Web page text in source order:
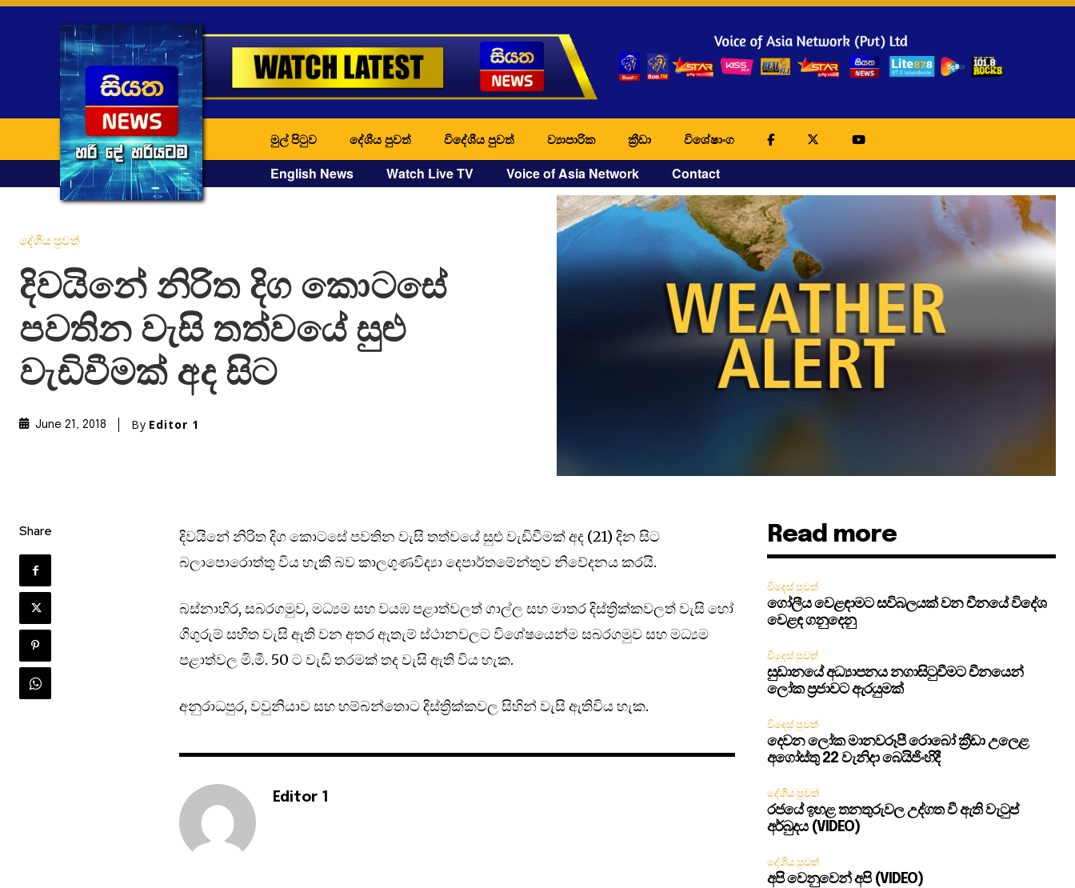
මුල් පිටුව දේශීය පුවත් විදේශීය පුවත් ව්‍යාපාරික ක්‍රීඩා විශේෂාංග
English News Watch Live TV Voice of Asia Network Contact
දේශීය පුවත්
දිවයිනේ නිරිත දිග කොටසේ
පවතින වැසි තත්වයේ සුළු
වැඩිවීමක් අද සිට
June 21, 2018 By Editor 1
Share
දිවයිනේ නිරිත දිග කොටසේ පවතින වැසි තත්වයේ සුළු වැඩිවීමක් අද (21) දින සිට
බලාපොරොත්තු විය හැකි බව කාලගුණවිද්‍යා දෙපාර්තමේන්තුව නිවේදනය කරයි.
බස්නාහිර, සබරගමුව, මධ්‍යම සහ වයඹ පළාත්වලත් ගාල්ල සහ මාතර දිස්ත්‍රික්කවලත් වැසි හෝ
ගිගුරුම් සහිත වැසි ඇති වන අතර ඇතැම් ස්ථානවලට විශේෂයෙන්ම සබරගමුව සහ මධ්‍යම
පළාත්වල මි.මී. 50 ට වැඩි තරමක් තද වැසි ඇති විය හැක.
අනුරාධපුර, වවුනියාව සහ හම්බන්තොට දිස්ත්‍රික්කවල සිහින් වැසි ඇතිවිය හැක.
Editor 1
Read more
විදෙස් පුවත්
ගෝලීය වෙළඳාමට සවිබලයක් වන චීනයේ විදේශ
වෙළඳ ගනුදෙනු
විදෙස් පුවත්
සුඩානයේ අධ්‍යාපනය නගාසිටුවීමට චීනයෙන්
ලෝක ප්‍රජාවට ඇරයුමක්
විදෙස් පුවත්
දෙවන ලෝක මානවරූපී රොබෝ ක්‍රීඩා උලෙළ
අගෝස්තු 22 වැනිදා බෙයිජිංහිදී
දේශීය පුවත්
රජයේ ඉහළ තනතුරුවල උද්ගත වී ඇති වැටුප්
අර්බුදය (VIDEO)
දේශීය පුවත්
අපි වෙනුවෙන් අපි (VIDEO)